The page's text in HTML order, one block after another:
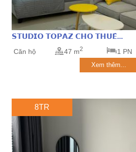
𝗦𝗧𝗨𝗗𝗜𝗢 𝗧𝗢𝗣𝗔𝗭 𝗖𝗛𝗢 𝗧𝗛𝗨𝗘̂...
Căn hộ 47 m2 1 PN
Xem thêm...
8TR